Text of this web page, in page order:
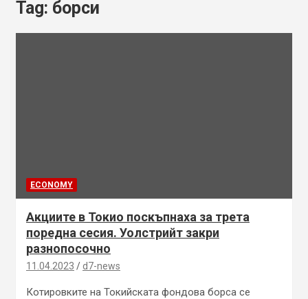
Tag: борси
ECONOMY
Акциите в Токио поскъпнаха за трета
поредна сесия. Уолстрийт закри
разнопосочно
11.04.2023 d7-news
Котировките на Токийската фондова борса се